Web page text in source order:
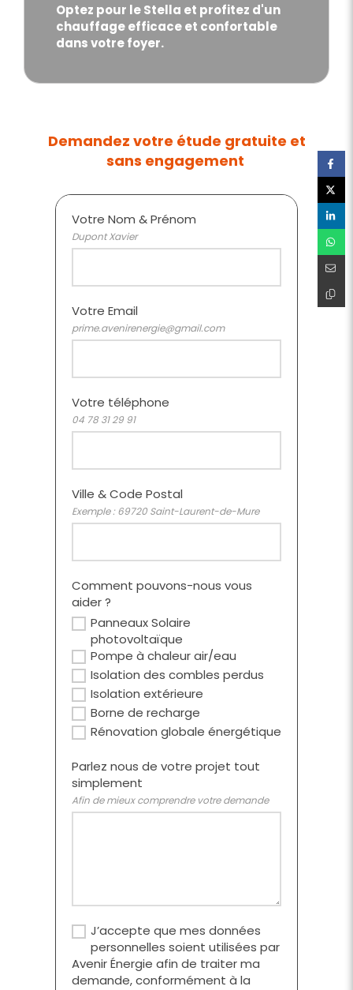
Optez pour le Stella et profitez d'un
chauffage efficace et confortable
dans votre foyer.
Demandez votre étude gratuite et
sans engagement
Votre Nom & Prénom
Dupont Xavier
Votre Email
prime.avenirenergie@gmail.com
Votre téléphone
04 78 31 29 91
Ville & Code Postal
Exemple : 69720 Saint-Laurent-de-Mure
Comment pouvons-nous vous
aider ?
Panneaux Solaire
photovoltaïque
Pompe à chaleur air/eau
Isolation des combles perdus
Isolation extérieure
Borne de recharge
Rénovation globale énergétique
Parlez nous de votre projet tout
simplement
Afin de mieux comprendre votre demande
J’accepte que mes données
personnelles soient utilisées par
Avenir Énergie afin de traiter ma
demande, conformément à la